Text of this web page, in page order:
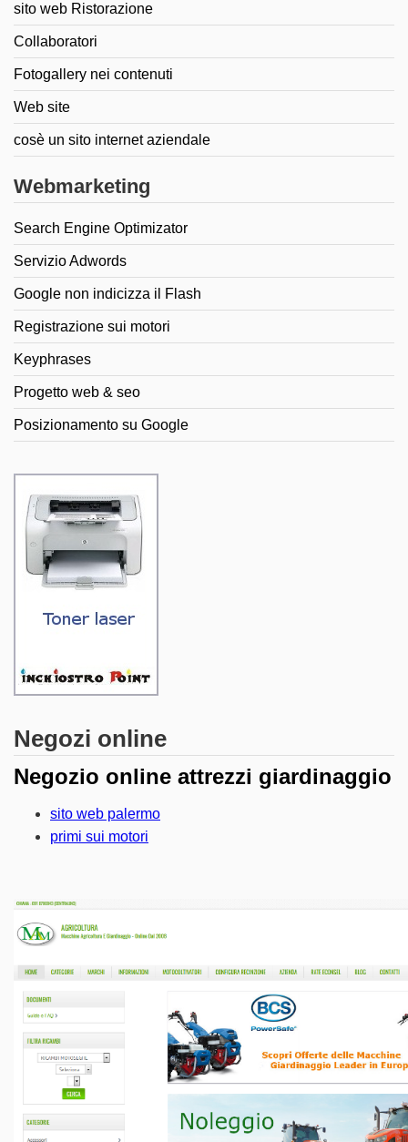
sito web Ristorazione
Collaboratori
Fotogallery nei contenuti
Web site
cosè un sito internet aziendale
Webmarketing
Search Engine Optimizator
Servizio Adwords
Google non indicizza il Flash
Registrazione sui motori
Keyphrases
Progetto web & seo
Posizionamento su Google
Negozi online
Negozio online attrezzi giardinaggio
sito web palermo
primi sui motori